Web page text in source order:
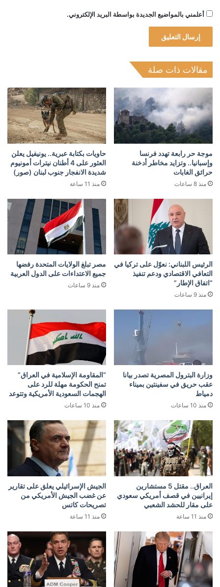
أعلمني بالمواضيع الجديدة بواسطة البريد الإلكتروني.
مقالات ذات صلة
موجة حر رابعة تهدد فرنسا
وإسبانيا.. وتزايد مخاطر أدخنة
حرائق الغابات
منذ 8 ساعات
حاويات بكتابة عبرية.. يونيفيل يعلن
العثور على 4 أطنان نيترات أمونيوم
شديدة الانفجار جنوب لبنان (صور)
منذ 11 ساعة
الرئيس اللبناني: نعوّل على تركيا في
التعافي الاقتصادي ودعم تنفيذ
“اتفاق الإطار”
منذ 9 ساعات
مصر تبلغ الولايات المتحدة رفضها
جميع الاعتداءات على الدول العربية
منذ 9 ساعات
وزارة البترول المصرية تصدر بيانا
عقب حريق في سفينتين بميناء
دمياط
منذ 10 ساعات
“المقاومة الإسلامية في العراق”
تمنح الحكومة مهلة للرد على
الهجمات السعودية الأمريكية وتتوعد
منذ 10 ساعات
العراق.. مقتل 5 مستشارين
إيرانيين في قصف أمريكي سعودي
على مقار للحشد الشعبي
منذ 11 ساعة
الجيش الإسرائيلي يعلق على تقارير
عن غضب الجيش الأمريكي من
تصريحات كاتس
منذ 11 ساعة